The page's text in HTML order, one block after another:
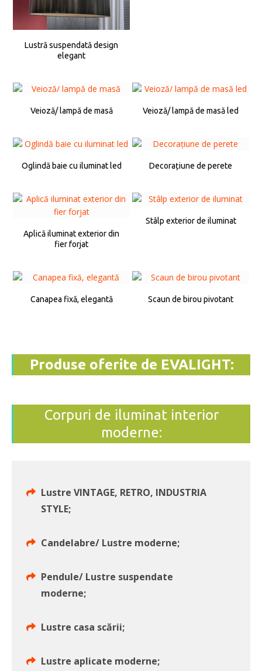
Lustră suspendată design
elegant
Veioză/ lampă de masă Veioză/ lampă de masă led
Oglindă baie cu iluminat led Decorațiune de perete
Aplică iluminat exterior din
fier forjat
Stâlp exterior de iluminat
Canapea fixă, elegantă Scaun de birou pivotant
Produse oferite de EVALIGHT:
Corpuri de iluminat interior
moderne:
Lustre VINTAGE, RETRO, INDUSTRIA
STYLE;
Candelabre/ Lustre moderne;
Pendule/ Lustre suspendate
moderne;
Lustre casa scării;
Lustre aplicate moderne;